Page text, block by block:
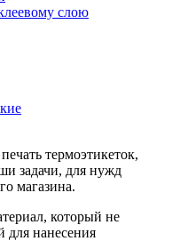
слою
термоэтикеток,
задачи, для нужд
магазина.
который не
для нанесения